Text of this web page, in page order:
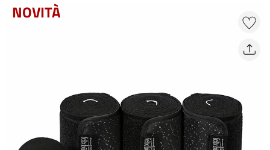
NOVITÀ